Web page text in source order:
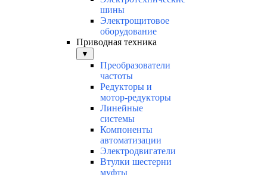
шины
Электрощитовое
оборудование
Приводная техника
▼
Преобразователи
частоты
Редукторы и
мотор-редукторы
Линейные
системы
Компоненты
автоматизации
Электродвигатели
Втулки шестерни
муфты